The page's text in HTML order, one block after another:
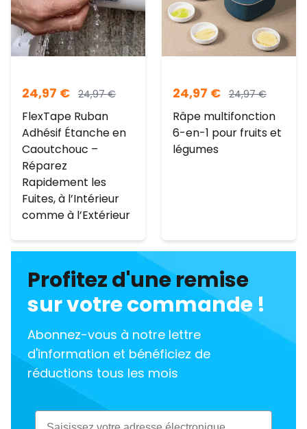
24,97 € 24,97€
FlexTape Ruban
Adhésif Étanche en
Caoutchouc –
Réparez
Rapidement les
Fuites, à l’Intérieur
comme à l’Extérieur
24,97 € 24,97€
Râpe multifonction
6-en-1 pour fruits et
légumes
Profitez d'une remise
sur votre commande !
Abonnez-vous à notre lettre
d'information et bénéficiez de
réductions tous les mois
Email